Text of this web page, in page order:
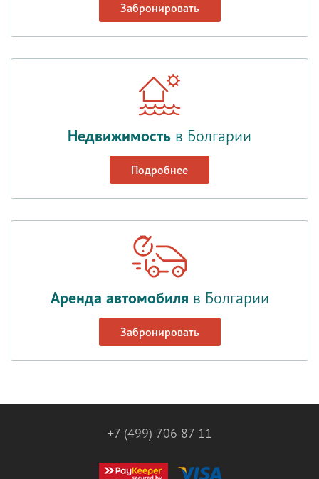
Забронировать
Недвижимость в Болгарии
Подробнее
Аренда автомобиля в Болгарии
Забронировать
+7 (499) 706 87 11